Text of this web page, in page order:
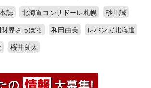
誌
北海道コンサドーレ札幌
砂川誠
財界さっぽろ 和田由美
レバンガ北海道
桜井良太